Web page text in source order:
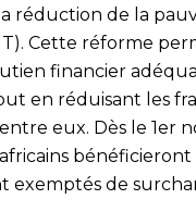
réduction de la
Cette réforme
financier
en réduisant les
eux. Dès le 1er
exemptés de